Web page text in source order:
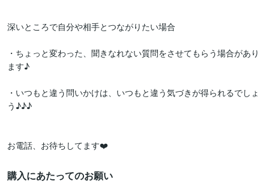
深いところで自分や相手とつながりたい場合
・ちょっと変わった、聞きなれない質問をさせてもらう場合があり
ます♪
・いつもと違う問いかけは、いつもと違う気づきが得られるでしょ
う♪♪♪
お電話、お待ちしてます❤️
購入にあたってのお願い